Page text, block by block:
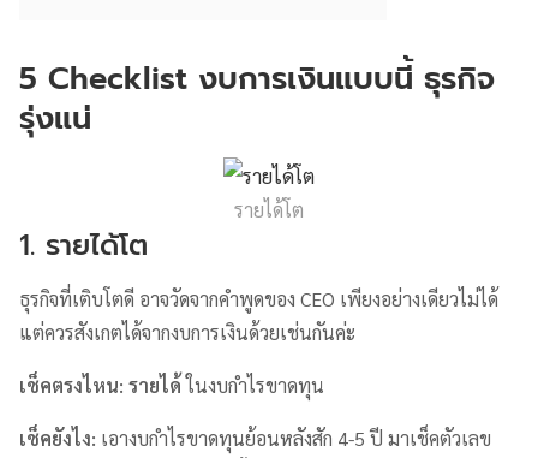
5 Checklist งบการเงินแบบนี้ ธุรกิจ
รุ่งแน่
รายได้โต
1. รายได้โต
ธุรกิจที่เติบโตดี อาจวัดจากคำพูดของ CEO เพียงอย่างเดียวไม่ได้
แต่ควรสังเกตได้จากงบการเงินด้วยเช่นกันค่ะ
เช็คตรงไหน: รายได้ในงบกำไรขาดทุน
เช็คยังไง: เอางบกำไรขาดทุนย้อนหลังสัก 4-5 ปี มาเช็คตัวเลข